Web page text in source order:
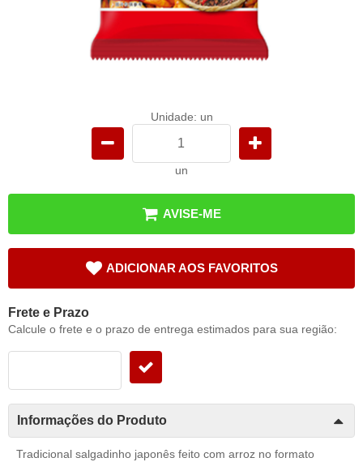
Unidade: un
un
AVISE-ME
ADICIONAR AOS FAVORITOS
Frete e Prazo
Calcule o frete e o prazo de entrega estimados para sua região:
Informações do Produto
Tradicional salgadinho japonês feito com arroz no formato